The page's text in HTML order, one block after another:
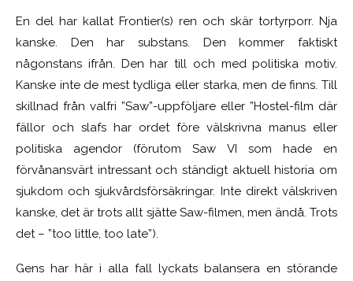
En del har kallat Frontier(s) ren och skär tortyrporr. Nja
kanske. Den har substans. Den kommer faktiskt
någonstans ifrån. Den har till och med politiska motiv.
Kanske inte de mest tydliga eller starka, men de finns. Till
skillnad från valfri ”Saw”-uppföljare eller ”Hostel-film där
fällor och slafs har ordet före välskrivna manus eller
politiska agendor (förutom Saw VI som hade en
förvånansvärt intressant och ständigt aktuell historia om
sjukdom och sjukvårdsförsäkringar. Inte direkt välskriven
kanske, det är trots allt sjätte Saw-filmen, men ändå. Trots
det – ”too little, too late”).
Gens har här i alla fall lyckats balansera en störande